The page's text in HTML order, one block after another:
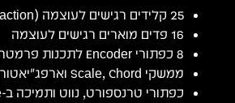
25 קלידים רגישים לעוצמה (synth action)
16 פדים מוארים רגישים לעוצמה
8 כפתורי Encoder לתכנות פרמטרים
ממשקי Scale, Chord וארפג׳יאטור
כפתורי טרנספורט, נווט ותמיכה ב-Capture/Quantise